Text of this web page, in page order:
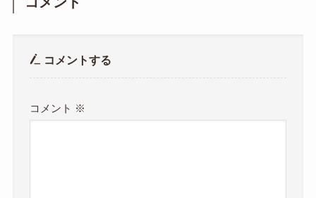
コメントする
コメント ※